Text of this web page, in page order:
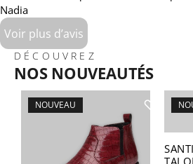
Nadia
Voir plus d’avis
DÉCOUVREZ
NOS NOUVEAUTÉS
NOUVEAU